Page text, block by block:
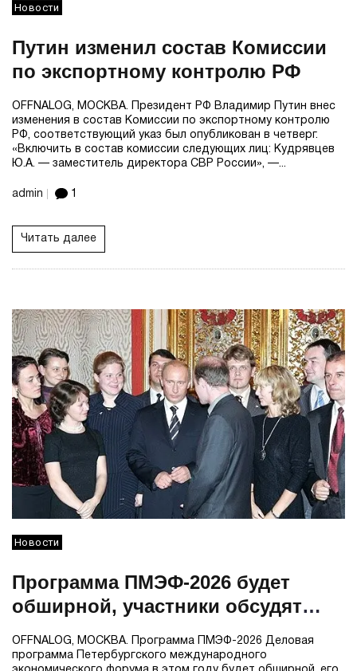
Новости
Путин изменил состав Комиссии
по экспортному контролю РФ
OFFNALOG, МОСКВА. Президент РФ Владимир Путин внес
изменения в состав Комиссии по экспортному контролю
РФ, соответствующий указ был опубликован в четверг.
«Включить в состав комиссии следующих лиц: Кудрявцев
Ю.А. — заместитель директора СВР России», —...
admin 1
Читать далее
Новости
Программа ПМЭФ-2026 будет
обширной, участники обсудят
важные для бизнеса вопросы —
Путин
OFFNALOG, МОСКВА. Программа ПМЭФ-2026 Деловая
программа Петербургского международного